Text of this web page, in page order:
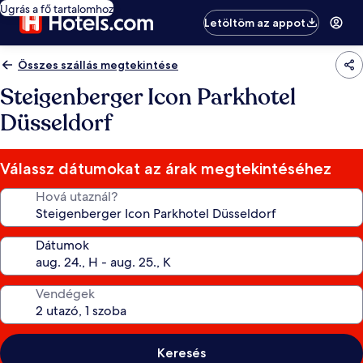
Ugrás a fő tartalomhoz
Letöltöm az appot
Összes szállás megtekintése
Steigenberger Icon Parkhotel
Düsseldorf
Válassz dátumokat az árak megtekintéséhez
Hová utaznál?
Dátumok
Vendégek
Keresés